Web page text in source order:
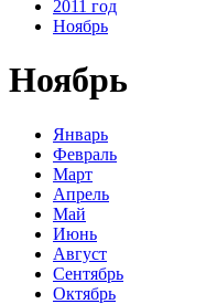
2011 год
Ноябрь
Ноябрь
Январь
Февраль
Март
Апрель
Май
Июнь
Август
Сентябрь
Октябрь